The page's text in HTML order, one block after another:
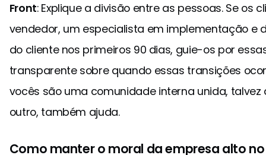
Front: Explique a divisão entre as pessoas. Se os
vendedor, um especialista em implementação e
do cliente nos primeiros 90 dias, guie-os por
transparente sobre quando essas transições
vocês são uma comunidade interna unida,
outro, também ajuda.
Como manter o moral da empresa alto